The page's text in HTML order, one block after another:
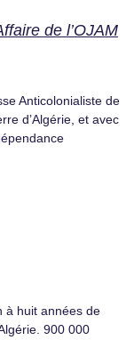
de l’OJAM
Anticolonialiste de
d’Algérie, et avec
à huit années de
900 000